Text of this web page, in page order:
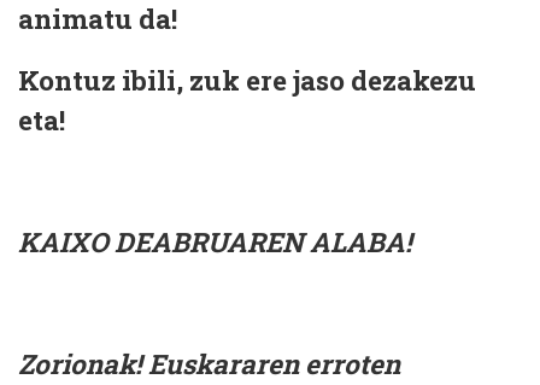
animatu da!
Kontuz ibili, zuk ere jaso dezakezu
eta!
KAIXO DEABRUAREN ALABA!
Zorionak! Euskararen erroten